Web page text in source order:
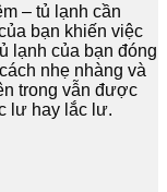
– tủ lạnh cần
bạn khiến việc
lạnh của bạn đóng
nhẹ nhàng và
trong vẫn được
lư hay lắc lư.